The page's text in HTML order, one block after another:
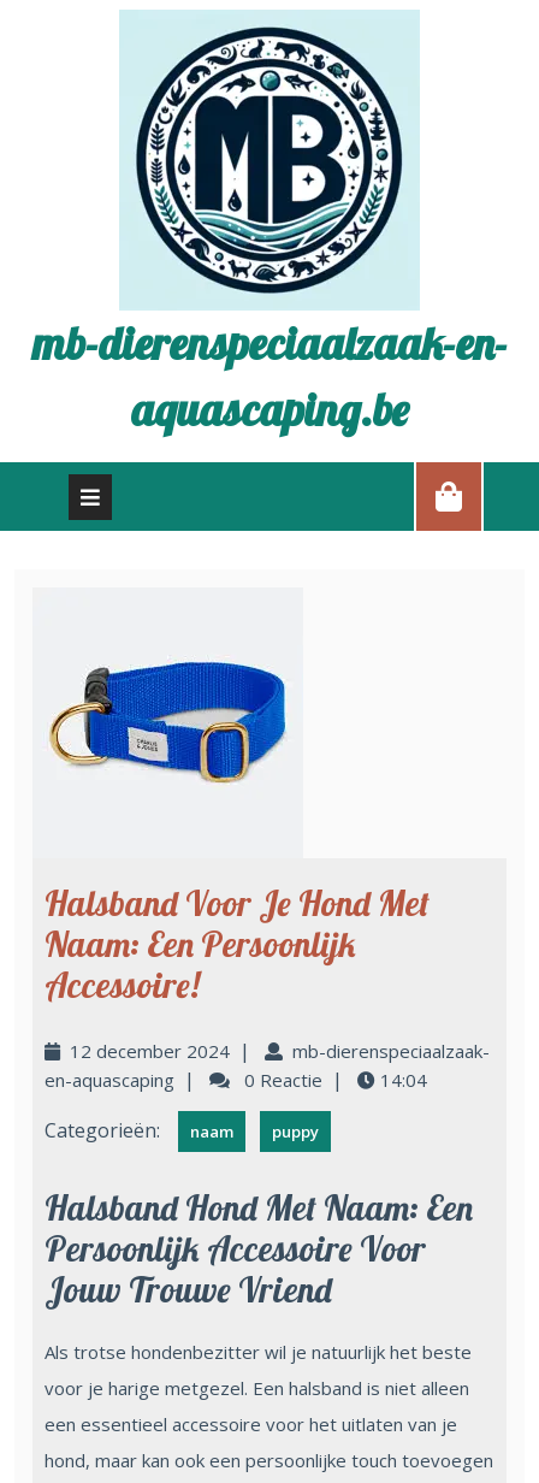
mb-dierenspeciaalzaak-en-
aquascaping.be
Halsband Voor Je Hond Met
Naam: Een Persoonlijk
Accessoire!
12 december 2024 |
mb-dierenspeciaalzaak-
en-aquascaping | 0 Reactie | 14:04
Categorieën: naam puppy
Halsband Hond Met Naam: Een
Persoonlijk Accessoire Voor
Jouw Trouwe Vriend
Als trotse hondenbezitter wil je natuurlijk het beste
voor je harige metgezel. Een halsband is niet alleen
een essentieel accessoire voor het uitlaten van je
hond, maar kan ook een persoonlijke touch toevoegen